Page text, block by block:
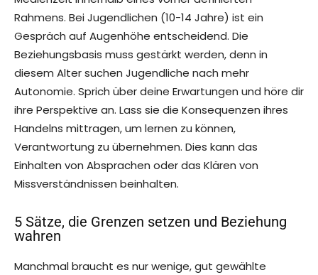
Rahmens. Bei Jugendlichen (10-14 Jahre) ist ein
Gespräch auf Augenhöhe entscheidend. Die
Beziehungsbasis muss gestärkt werden, denn in
diesem Alter suchen Jugendliche nach mehr
Autonomie. Sprich über deine Erwartungen und höre dir
ihre Perspektive an. Lass sie die Konsequenzen ihres
Handelns mittragen, um lernen zu können,
Verantwortung zu übernehmen. Dies kann das
Einhalten von Absprachen oder das Klären von
Missverständnissen beinhalten.
5 Sätze, die Grenzen setzen und Beziehung
wahren
Manchmal braucht es nur wenige, gut gewählte